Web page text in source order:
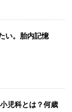
い。胎内記憶
児科とは？何歳